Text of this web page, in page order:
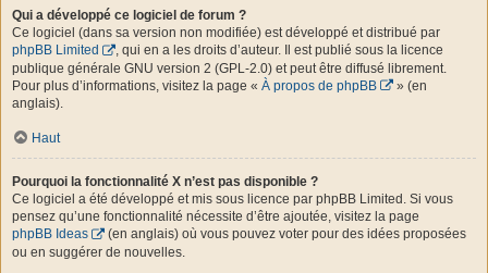
Qui a développé ce logiciel de forum ?
Ce logiciel (dans sa version non modifiée) est développé et distribué par
phpBB Limited
, qui en a les droits d’auteur. Il est publié sous la licence
publique générale GNU version 2 (GPL-2.0) et peut être diffusé librement.
Pour plus d’informations, visitez la page « À propos de phpBB
» (en
anglais).
Haut
Pourquoi la fonctionnalité X n’est pas disponible ?
Ce logiciel a été développé et mis sous licence par phpBB Limited. Si vous
pensez qu’une fonctionnalité nécessite d’être ajoutée, visitez la page
phpBB Ideas
(en anglais) où vous pouvez voter pour des idées proposées
ou en suggérer de nouvelles.